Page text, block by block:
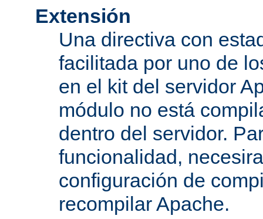
Extensión
Una directiva con
facilitada por uno de
en el kit del servidor
módulo no está
dentro del servidor.
funcionalidad,
configuración de
recompilar Apache.